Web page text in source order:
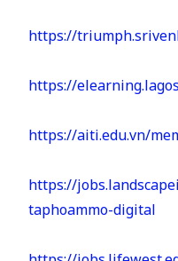
https://
https://
https://aiti.edu.vn/
https://
taphoammo-digital